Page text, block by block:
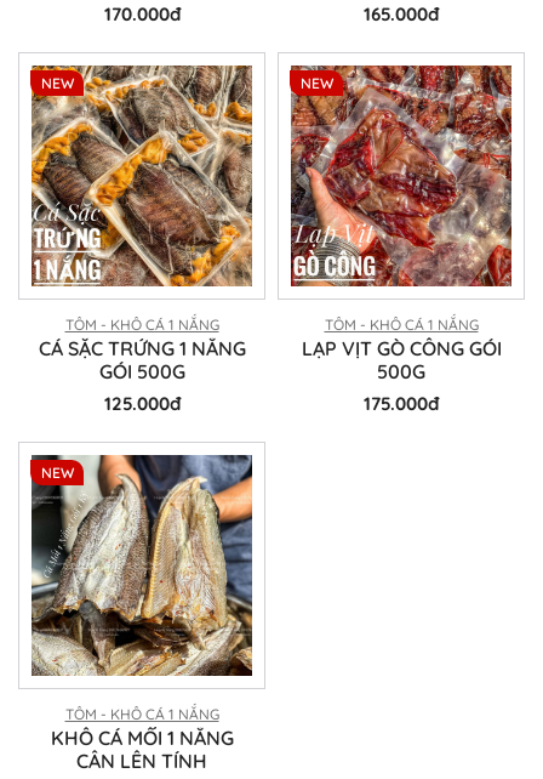
170.000đ 165.000đ
TÔM - KHÔ CÁ 1 NẮNG
CÁ SẶC TRỨNG 1 NẮNG
GÓI 500G
125.000đ
NEW
TÔM - KHÔ CÁ 1 NẮNG
LẠP VỊT GÒ CÔNG GÓI
500G
175.000đ
NEW
TÔM - KHÔ CÁ 1 NẮNG
KHÔ CÁ MỐI 1 NẮNG
CÂN LÊN TÍNH
NEW